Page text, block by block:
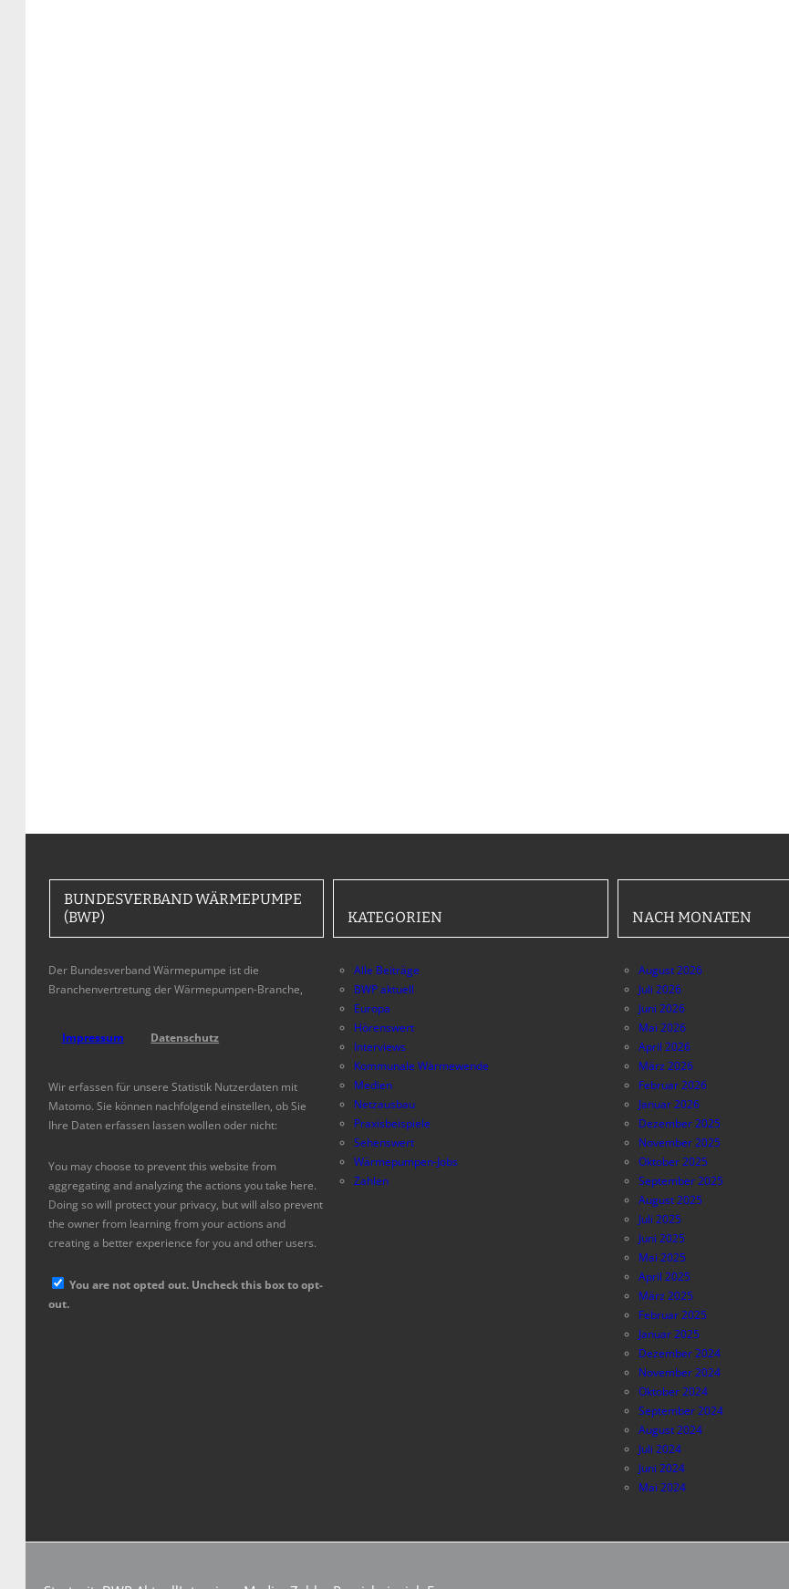
BUNDESVERBAND WÄRMEPUMPE
(BWP)
Der Bundesverband Wärmepumpe ist die
Branchenvertretung der Wärmepumpen-Branche,
Impressum Datenschutz
Wir erfassen für unsere Statistik Nutzerdaten mit
Matomo. Sie können nachfolgend einstellen, ob Sie
Ihre Daten erfassen lassen wollen oder nicht:
You may choose to prevent this website from
aggregating and analyzing the actions you take here.
Doing so will protect your privacy, but will also prevent
the owner from learning from your actions and
creating a better experience for you and other users.
You are not opted out. Uncheck this box to opt-
out.
KATEGORIEN
Alle Beiträge
BWP aktuell
Europa
Hörenswert
Interviews
Kommunale Wärmewende
Medien
Netzausbau
Praxisbeispiele
Sehenswert
Wärmepumpen-Jobs
Zahlen
NACH MONATEN
August 2026
Juli 2026
Juni 2026
Mai 2026
April 2026
März 2026
Februar 2026
Januar 2026
Dezember 2025
November 2025
Oktober 2025
September 2025
August 2025
Juli 2025
Juni 2025
Mai 2025
April 2025
März 2025
Februar 2025
Januar 2025
Dezember 2024
November 2024
Oktober 2024
September 2024
August 2024
Juli 2024
Juni 2024
Mai 2024